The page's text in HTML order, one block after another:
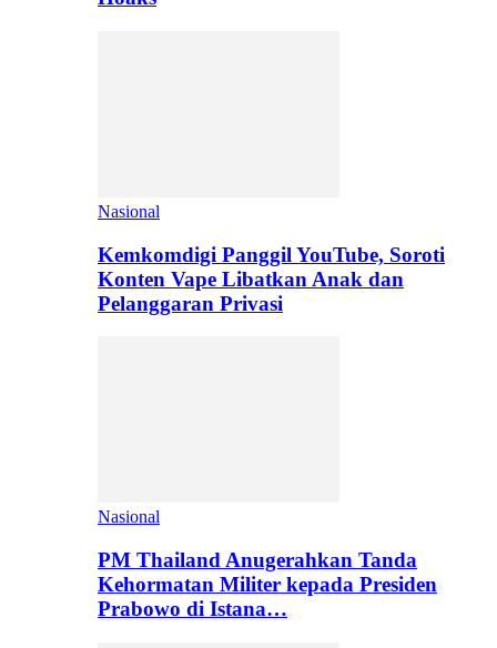
Nasional
Kemkomdigi Panggil YouTube, Soroti
Konten Vape Libatkan Anak dan
Pelanggaran Privasi
Nasional
PM Thailand Anugerahkan Tanda
Kehormatan Militer kepada Presiden
Prabowo di Istana…